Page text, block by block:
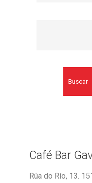
Buscar
Café Bar
Rúa do Río, 13.